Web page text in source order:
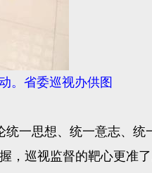
。省委巡视办供图
一思想、统一意志、统
巡视监督的靶心更准了